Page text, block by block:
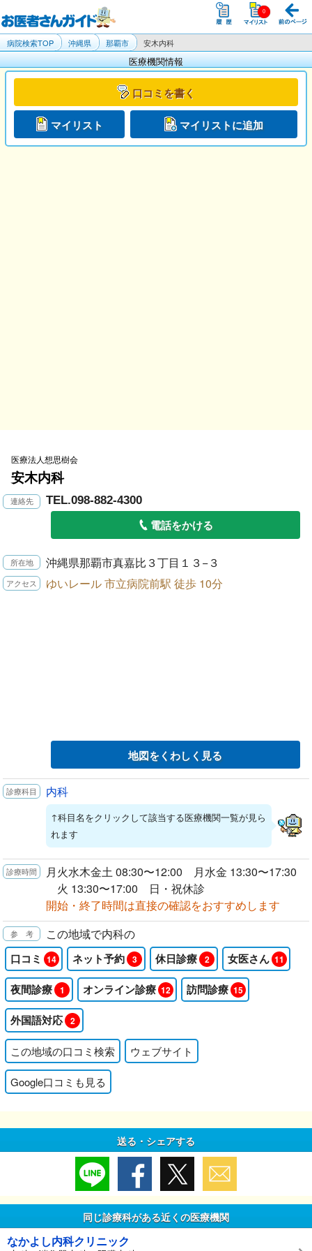
病院検索TOP 沖縄県 那覇市 安木内科
医療機関情報
口コミを書く
マイリスト マイリストに追加
医療法人想思樹会
安木内科
TEL.098-882-4300
電話をかける
沖縄県那覇市真嘉比３丁目１３−３
ゆいレール 市立病院前駅 徒歩 10分
地図をくわしく見る
内科
↑科目名をクリックして該当する医療機関一覧が見ら
れます
月火水木金土 08:30〜12:00 月水金 13:30〜17:30
火 13:30〜17:00 日・祝休診
開始・終了時間は直接の確認をおすすめします
この地域で内科の
口コミ 14 ネット予約 3 休日診療 2 女医さん 11
夜間診療 1 オンライン診療 12 訪問診療 15
外国語対応 2
この地域の口コミ検索 ウェブサイト
Google口コミも見る
送る・シェアする
同じ診療科がある近くの医療機関
なかよし内科クリニック